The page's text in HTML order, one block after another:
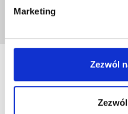
Marketing
Zezwól
Bedöm